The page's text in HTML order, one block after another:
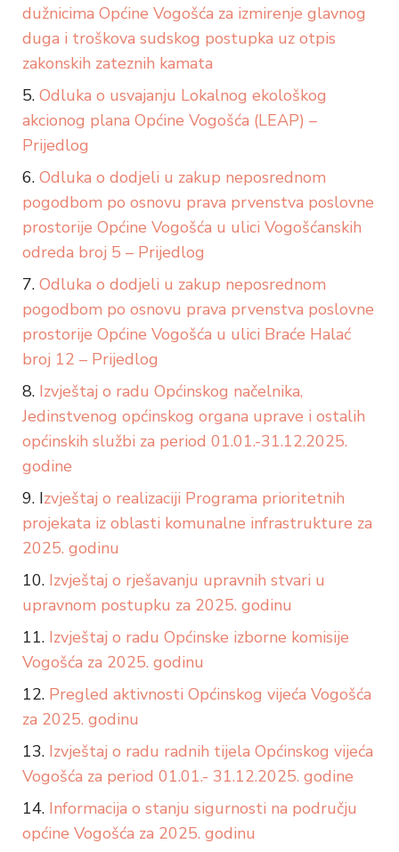
dužnicima Općine Vogošća za izmirenje glavnog
duga i troškova sudskog postupka uz otpis
zakonskih zateznih kamata
Odluka o usvajanju Lokalnog ekološkog
akcionog plana Općine Vogošća (LEAP) –
Prijedlog
Odluka o dodjeli u zakup neposrednom
pogodbom po osnovu prava prvenstva poslovne
prostorije Općine Vogošća u ulici Vogošćanskih
odreda broj 5 – Prijedlog
Odluka o dodjeli u zakup neposrednom
pogodbom po osnovu prava prvenstva poslovne
prostorije Općine Vogošća u ulici Braće Halać
broj 12 – Prijedlog
Izvještaj o radu Općinskog načelnika,
Jedinstvenog općinskog organa uprave i ostalih
općinskih službi za period 01.01.-31.12.2025.
godine
Izvještaj o realizaciji Programa prioritetnih
projekata iz oblasti komunalne infrastrukture za
2025. godinu
Izvještaj o rješavanju upravnih stvari u
upravnom postupku za 2025. godinu
Izvještaj o radu Općinske izborne komisije
Vogošća za 2025. godinu
Pregled aktivnosti Općinskog vijeća Vogošća
za 2025. godinu
Izvještaj o radu radnih tijela Općinskog vijeća
Vogošća za period 01.01.- 31.12.2025. godine
Informacija o stanju sigurnosti na području
općine Vogošća za 2025. godinu